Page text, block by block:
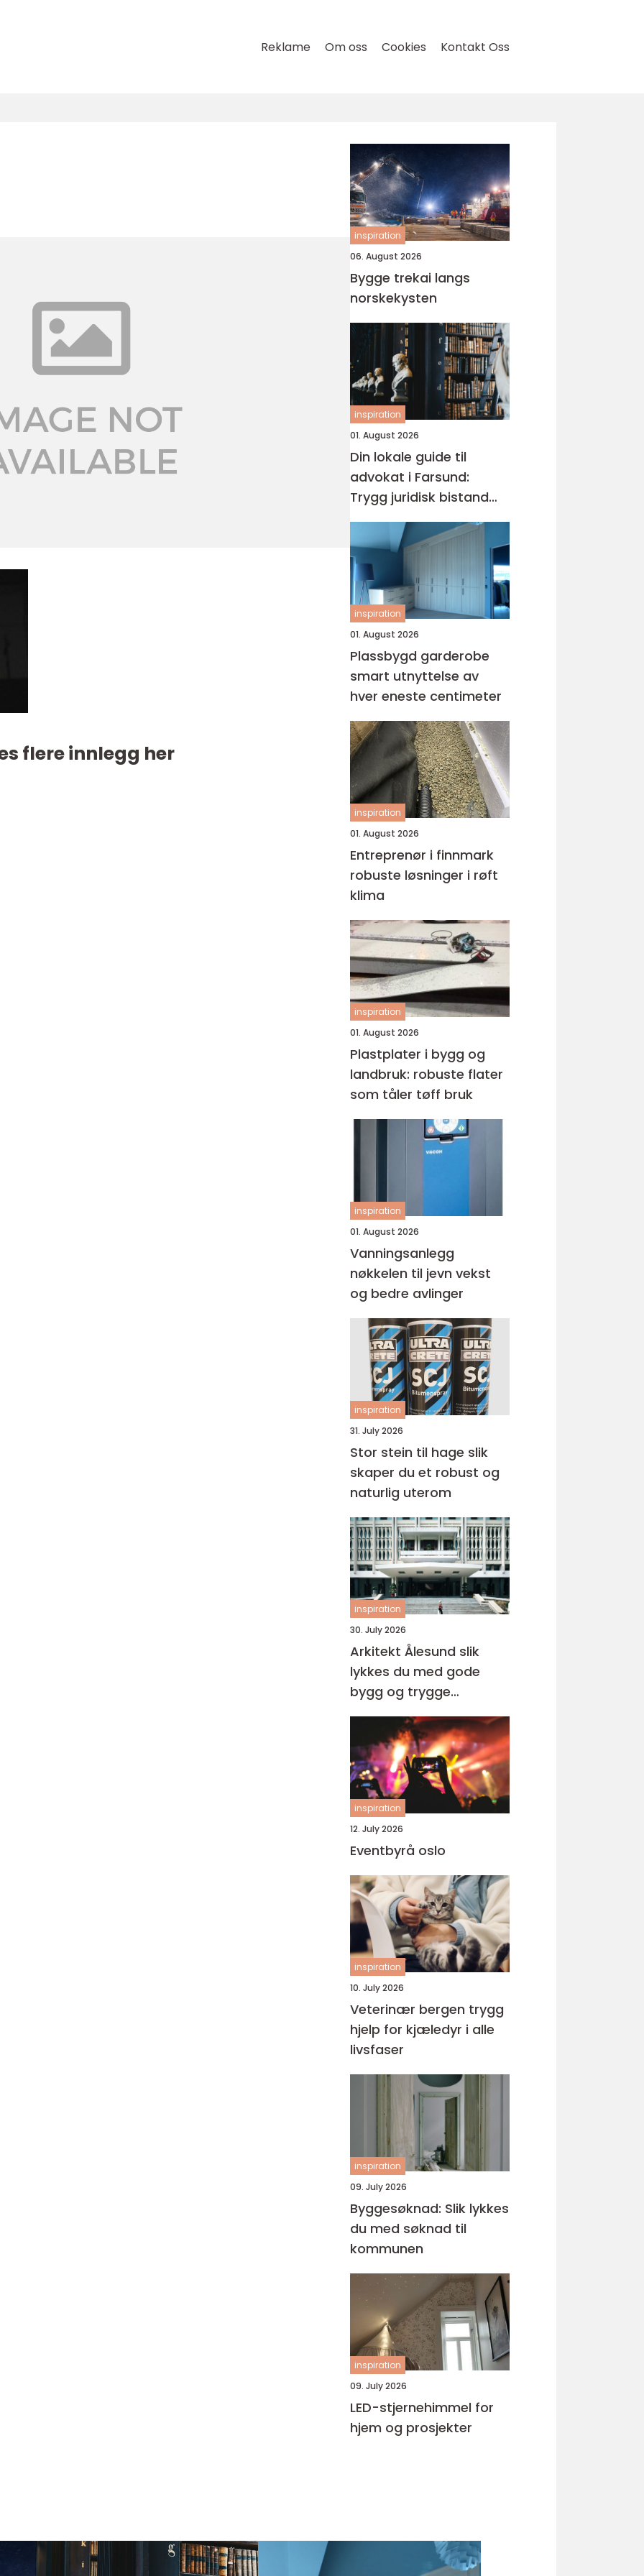
Reklame Om oss Cookies Kontakt Oss
flere innlegg her
inspiration
06. August 2026
Bygge trekai langs
norskekysten
inspiration
01. August 2026
Din lokale guide til
advokat i Farsund:
Trygg juridisk bistand
når du trenger det
inspiration
01. August 2026
Plassbygd garderobe
smart utnyttelse av
hver eneste centimeter
inspiration
01. August 2026
Entreprenør i finnmark
robuste løsninger i røft
klima
inspiration
01. August 2026
Plastplater i bygg og
landbruk: robuste flater
som tåler tøff bruk
inspiration
01. August 2026
Vanningsanlegg
nøkkelen til jevn vekst
og bedre avlinger
inspiration
31. July 2026
Stor stein til hage slik
skaper du et robust og
naturlig uterom
inspiration
30. July 2026
Arkitekt Ålesund slik
lykkes du med gode
bygg og trygge
prosesser
inspiration
12. July 2026
Eventbyrå oslo
inspiration
10. July 2026
Veterinær bergen trygg
hjelp for kjæledyr i alle
livsfaser
inspiration
09. July 2026
Byggesøknad: Slik lykkes
du med søknad til
kommunen
inspiration
09. July 2026
LED-stjernehimmel for
hjem og prosjekter